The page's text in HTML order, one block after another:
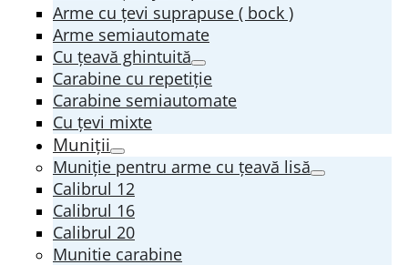
Arme cu țevi suprapuse ( bock )
Arme semiautomate
Cu țeavă ghintuită
Carabine cu repetiție
Carabine semiautomate
Cu țevi mixte
Muniții
Muniție pentru arme cu țeavă lisă
Calibrul 12
Calibrul 16
Calibrul 20
Munitie carabine